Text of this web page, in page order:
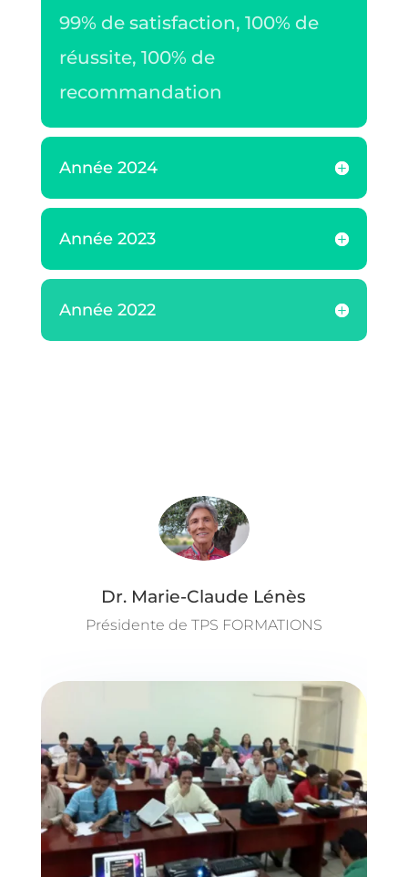
99% de satisfaction, 100% de
réussite, 100% de
recommandation
Année 2024
Année 2023
Année 2022
Dr. Marie-Claude Lénès
Présidente de TPS FORMATIONS